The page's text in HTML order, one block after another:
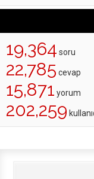
19,364 soru
22,785 cevap
15,871 yorum
202,259